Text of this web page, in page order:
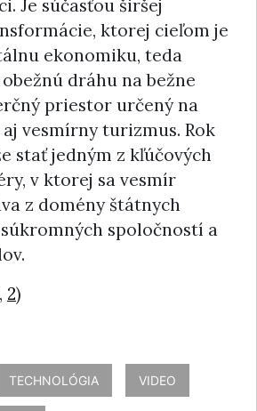
Je súčasťou širšej
ktorej cieľom je
ekonomiku, teda
dráhu na bežne
priestor určený na
vesmírny turizmus. Rok
stať jedným z kľúčových
v ktorej sa vesmír
z domény štátnych
spoločností a
, 2)
TECHNOLÓGIA VIDEO